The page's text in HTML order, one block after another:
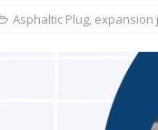
Asphaltic Plug, expansion